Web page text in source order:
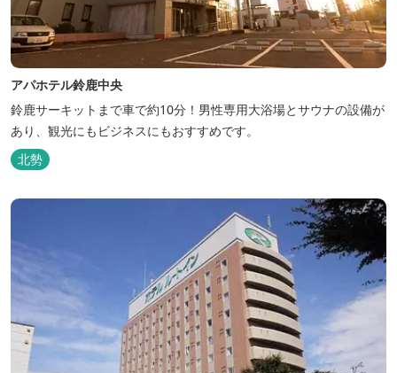
アパホテル鈴鹿中央
鈴鹿サーキットまで車で約10分！男性専用大浴場とサウナの設備が
あり、観光にもビジネスにもおすすめです。
北勢